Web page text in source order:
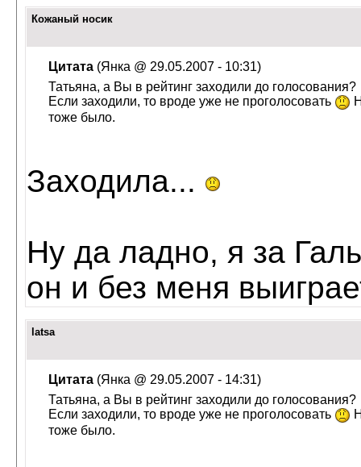
Кожаный носик
Цитата (Янка @ 29.05.2007 - 10:31)
Татьяна, а Вы в рейтинг заходили до голосования?
Если заходили, то вроде уже не проголосовать
тоже было.
Заходила...
Ну да ладно, я за
он и без меня
latsa
Цитата (Янка @ 29.05.2007 - 14:31)
Татьяна, а Вы в рейтинг заходили до голосования?
Если заходили, то вроде уже не проголосовать
тоже было.